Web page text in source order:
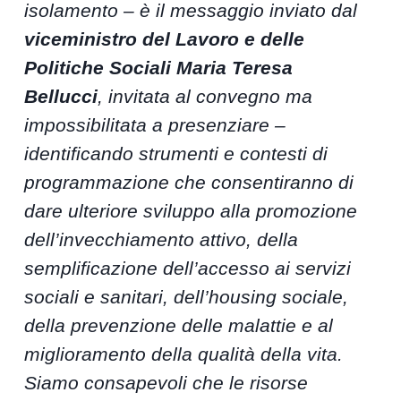
isolamento – è il messaggio inviato dal
viceministro del Lavoro e delle
Politiche Sociali Maria Teresa
Bellucci, invitata al convegno ma
impossibilitata a presenziare –
identificando strumenti e contesti di
programmazione che consentiranno di
dare ulteriore sviluppo alla promozione
dell’invecchiamento attivo, della
semplificazione dell’accesso ai servizi
sociali e sanitari, dell’housing sociale,
della prevenzione delle malattie e al
miglioramento della qualità della vita.
Siamo consapevoli che le risorse